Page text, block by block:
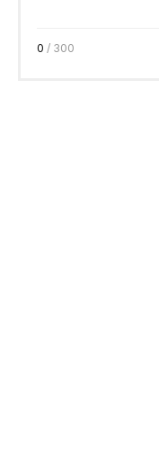
0 / 300